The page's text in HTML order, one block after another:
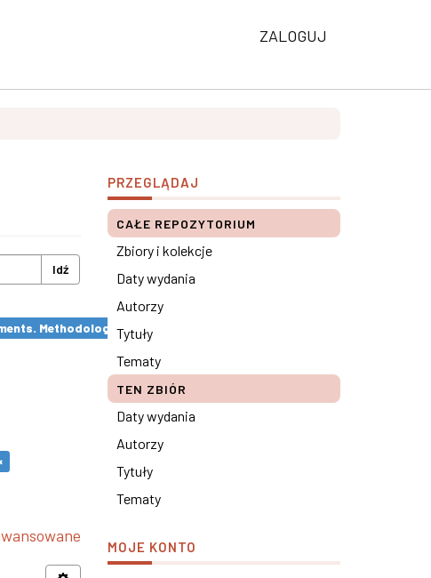
ZALOGUJ
Idź
Methodological remarks ×
PRZEGLĄDAJ
CAŁE REPOZYTORIUM
Zbiory i kolekcje
Daty wydania
Autorzy
Tytuły
Tematy
TEN ZBIÓR
Daty wydania
Autorzy
Tytuły
Tematy
MOJE KONTO